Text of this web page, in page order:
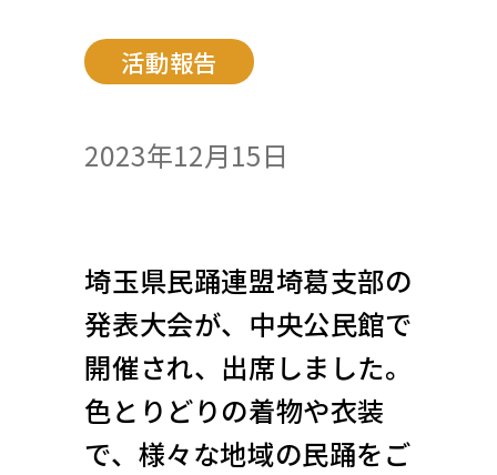
活動報告
2023年12月15日
埼玉県民踊連盟埼葛支部の
発表大会が、中央公民館で
開催され、出席しました。
色とりどりの着物や衣装
で、様々な地域の民踊をご